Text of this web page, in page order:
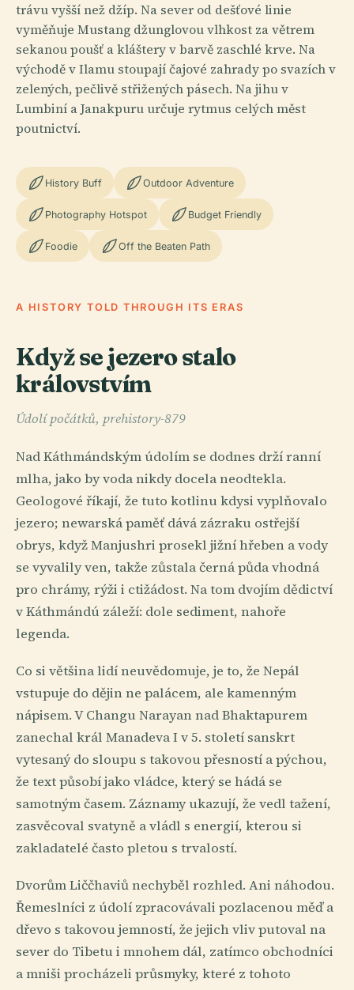
trávu vyšší než džíp. Na sever od dešťové linie
vyměňuje Mustang džunglovou vlhkost za větrem
sekanou poušť a kláštery v barvě zaschlé krve. Na
východě v Ilamu stoupají čajové zahrady po svazích v
zelených, pečlivě střižených pásech. Na jihu v
Lumbiní a Janakpuru určuje rytmus celých měst
poutnictví.
History Buff Outdoor Adventure
Photography Hotspot Budget Friendly
Foodie Off the Beaten Path
A HISTORY TOLD THROUGH ITS ERAS
Když se jezero stalo
královstvím
Údolí počátků, prehistory-879
Nad Káthmándským údolím se dodnes drží ranní
mlha, jako by voda nikdy docela neodtekla.
Geologové říkají, že tuto kotlinu kdysi vyplňovalo
jezero; newarská paměť dává zázraku ostřejší
obrys, když Manjushri prosekl jižní hřeben a vody
se vyvalily ven, takže zůstala černá půda vhodná
pro chrámy, rýži i ctižádost. Na tom dvojím dědictví
v Káthmándú záleží: dole sediment, nahoře
legenda.
Co si většina lidí neuvědomuje, je to, že Nepál
vstupuje do dějin ne palácem, ale kamenným
nápisem. V Changu Narayan nad Bhaktapurem
zanechal král Manadeva I v 5. století sanskrt
vytesaný do sloupu s takovou přesností a pýchou,
že text působí jako vládce, který se hádá se
samotným časem. Záznamy ukazují, že vedl tažení,
zasvěcoval svatyně a vládl s energií, kterou si
zakladatelé často pletou s trvalostí.
Dvorům Liččhaviů nechyběl rozhled. Ani náhodou.
Řemeslníci z údolí zpracovávali pozlacenou měď a
dřevo s takovou jemností, že jejich vliv putoval na
sever do Tibetu i mnohem dál, zatímco obchodníci
a mniši procházeli průsmyky, které z tohoto